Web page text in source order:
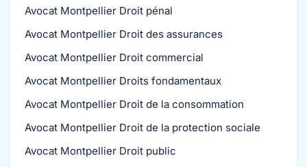
Avocat Montpellier Droit pénal
Avocat Montpellier Droit des assurances
Avocat Montpellier Droit commercial
Avocat Montpellier Droits fondamentaux
Avocat Montpellier Droit de la consommation
Avocat Montpellier Droit de la protection sociale
Avocat Montpellier Droit public